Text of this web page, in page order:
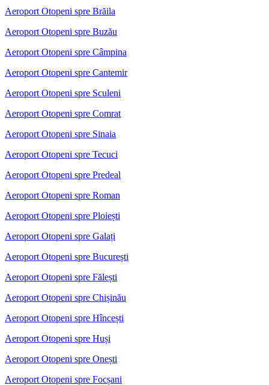
Aeroport Otopeni spre Brăila
Aeroport Otopeni spre Buzău
Aeroport Otopeni spre Câmpina
Aeroport Otopeni spre Cantemir
Aeroport Otopeni spre Sculeni
Aeroport Otopeni spre Comrat
Aeroport Otopeni spre Sinaia
Aeroport Otopeni spre Tecuci
Aeroport Otopeni spre Predeal
Aeroport Otopeni spre Roman
Aeroport Otopeni spre Ploiești
Aeroport Otopeni spre Galați
Aeroport Otopeni spre București
Aeroport Otopeni spre Fălești
Aeroport Otopeni spre Chișinău
Aeroport Otopeni spre Hîncești
Aeroport Otopeni spre Huși
Aeroport Otopeni spre Onești
Aeroport Otopeni spre Focșani